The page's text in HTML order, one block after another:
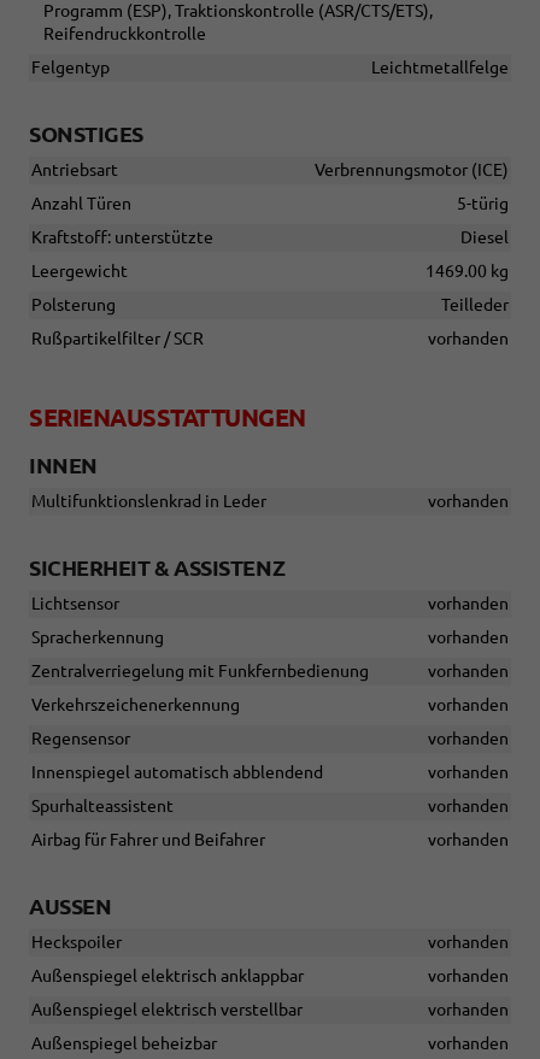
Programm (ESP), Traktionskontrolle (ASR/CTS/ETS),
Reifendruckkontrolle
Felgentyp
Leichtmetallfelge
SONSTIGES
Antriebsart
Verbrennungsmotor (ICE)
Anzahl Türen
5-türig
Kraftstoff: unterstützte
Diesel
Leergewicht
1469.00 kg
Polsterung
Teilleder
Rußpartikelfilter / SCR
vorhanden
SERIENAUSSTATTUNGEN
INNEN
Multifunktionslenkrad in Leder vorhanden
SICHERHEIT & ASSISTENZ
Lichtsensor
vorhanden
Spracherkennung
vorhanden
Zentralverriegelung mit Funkfernbedienung
vorhanden
Verkehrszeichenerkennung
vorhanden
Regensensor
vorhanden
Innenspiegel automatisch abblendend
vorhanden
Spurhalteassistent
vorhanden
Airbag für Fahrer und Beifahrer
vorhanden
AUSSEN
Heckspoiler
vorhanden
Außenspiegel elektrisch anklappbar
vorhanden
Außenspiegel elektrisch verstellbar
vorhanden
Außenspiegel beheizbar
vorhanden